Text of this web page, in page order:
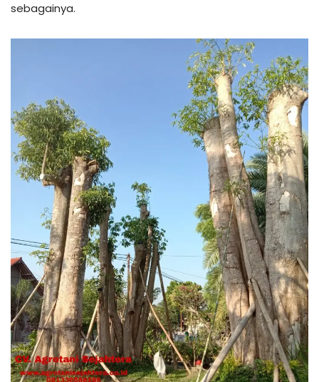
sebagainya.